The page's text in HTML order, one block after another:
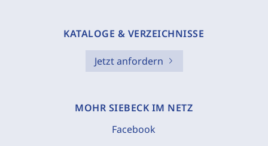
KATALOGE & VERZEICHNISSE
Jetzt anfordern
MOHR SIEBECK IM NETZ
Facebook